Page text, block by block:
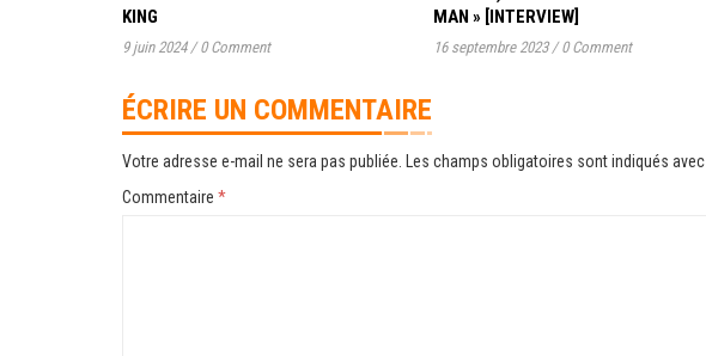
KING
9 juin 2024 / 0 Comment
MAN » [INTERVIEW]
16 septembre 2023 / 0 Comment
ÉCRIRE UN COMMENTAIRE
Votre adresse e-mail ne sera pas publiée. Les champs obligatoires sont indiqués avec
Commentaire *